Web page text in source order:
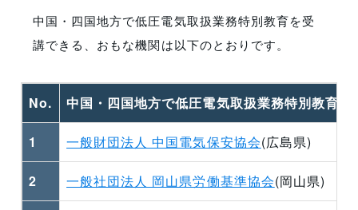
中国・四国地方で低圧電気取扱業務特別教育を受
講できる、おもな機関は以下のとおりです。
No. 中国・四国地方で低圧電気取扱業務特別教育
1 一般財団法人 中国電気保安協会(広島県)
2 一般社団法人 岡山県労働基準協会(岡山県)